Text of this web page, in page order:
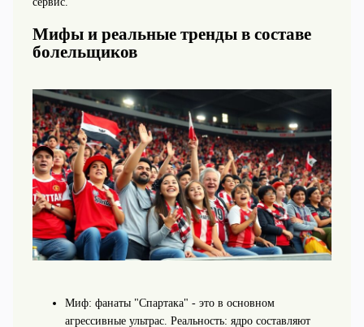
Мифы и реальные тренды в составе
болельщиков
Миф: фанаты "Спартака" - это в основном
агрессивные ультрас. Реальность: ядро составляют